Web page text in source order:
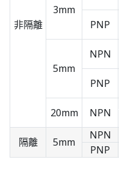
非隔離
3mm
PNP
5mm
NPN
PNP
20mm
NPN
隔離
5mm
NPN
PNP